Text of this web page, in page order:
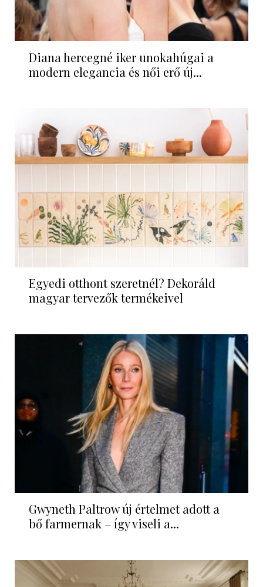
Diana hercegné iker unokahúgai a
modern elegancia és női erő új...
Egyedi otthont szeretnél? Dekoráld
magyar tervezők termékeivel
Gwyneth Paltrow új értelmet adott a
bő farmernak – így viseli a...